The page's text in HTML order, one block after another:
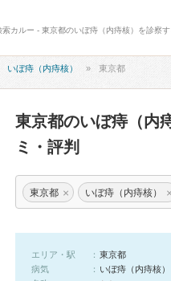
索カルー - 東京都のいぼ痔（内痔核）を診察
いぼ痔（内痔核） 東京都
東京都のいぼ痔（内
ミ・評判
東京都 × いぼ痔（内痔核） ×
エリア・駅
東京都
病気
いぼ痔（内痔核）